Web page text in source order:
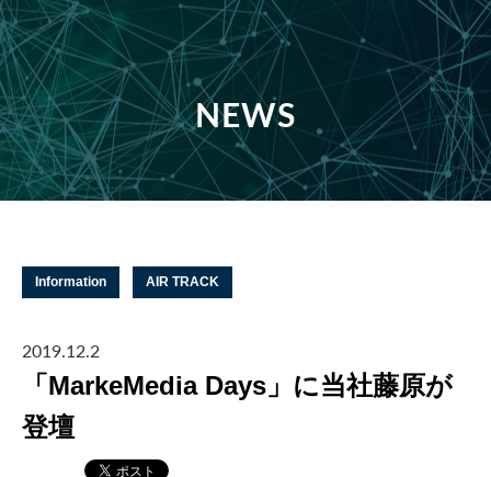
NEWS
Information AIR TRACK
2019.12.2
「MarkeMedia Days」に当社藤原が
登壇